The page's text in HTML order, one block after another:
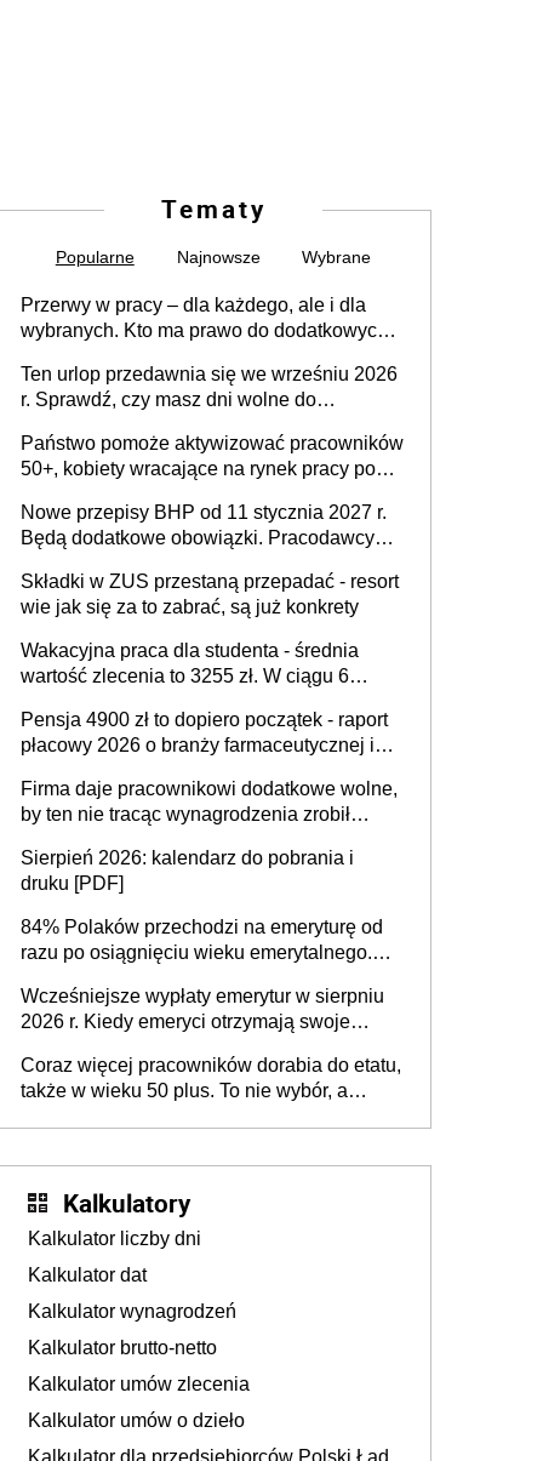
Tematy
Popularne Najnowsze Wybrane
Przerwy w pracy – dla każdego, ale i dla
wybranych. Kto ma prawo do dodatkowych
Ten urlop przedawnia się we wrześniu 2026
r. Sprawdź, czy masz dni wolne do
Państwo pomoże aktywizować pracowników
50+, kobiety wracające na rynek pracy po
osoby neuroatypowe. Powstanie Fundusz
na rzecz Inkluzywności w Zatrudnianiu?
Nowe przepisy BHP od 11 stycznia 2027 r.
Będą dodatkowe obowiązki. Pracodawcy
Składki w ZUS przestaną przepadać - resort
wie jak się za to zabrać, są już konkrety
Wakacyjna praca dla studenta - średnia
wartość zlecenia to 3255 zł. W ciągu 6
ponad 10,7 tys. zł
Pensja 4900 zł to dopiero początek - raport
płacowy 2026 o branży farmaceutycznej i
Firma daje pracownikowi dodatkowe wolne,
by ten nie tracąc wynagrodzenia zrobił
sprawdza
Sierpień 2026: kalendarz do pobrania i
druku [PDF]
84% Polaków przechodzi na emeryturę od
razu po osiągnięciu wieku emerytalnego.
dłużej, ale czy jest w stanie? Pracownicy
45+ to siła napędowa gospodarki
Wcześniejsze wypłaty emerytur w sierpniu
2026 r. Kiedy emeryci otrzymają swoje
Coraz więcej pracowników dorabia do etatu,
także w wieku 50 plus. To nie wybór, a
Kalkulatory
Kalkulator liczby dni
Kalkulator dat
Kalkulator wynagrodzeń
Kalkulator brutto-netto
Kalkulator umów zlecenia
Kalkulator umów o dzieło
Kalkulator dla przedsiębiorców Polski Ład